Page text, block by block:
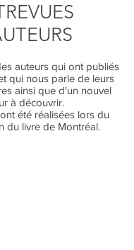
auteurs qui ont publiés
qui nous parle de leurs
ainsi que d'un nouvel
à découvrir.
été réalisées lors du
du livre de Montréal.